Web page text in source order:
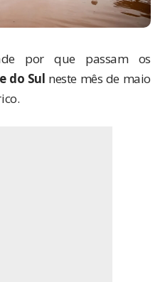
por que passam os
do Sul neste mês de maio